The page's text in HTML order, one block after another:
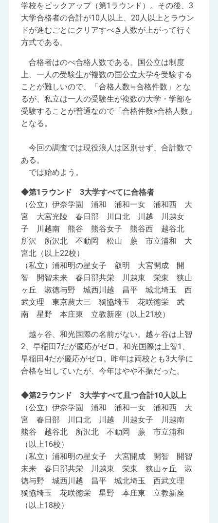
学校をピックアップ（第1ラウンド）。その後、3
大学合格者の合計が10人以上、20人以上とラウン
ドが進むごとにクリアすべき人数が上がって行く
方式である。
合格者はのべ合格人数である。国公立は制度
上、一人の受験生が複数の国公立大学を受験する
ことが難しいので、「合格人数≒合格件数」とな
るが、私立は一人の受験生が複数の大学・学部を
受験することが普通なので「合格件数>合格人数」
となる。
今回の調査では現役浪人は区別せず、合計数で
ある。
では始めよう。
◆第1ラウンド 3大学すべてに合格者
（公立）伊奈学園 浦和 浦和一女 浦和西 大
宮 大宮光陵 春日部 川口北 川越 川越女
子 川越南 熊谷 熊谷女子 熊谷西 越谷北
所沢 所沢北 不動岡 松山 蕨 市立浦和 大
宮北（以上22校）
（私立）浦和明の星女子 叡明 大宮開成 開
智 開智未来 春日部共栄 川越東 栄東 狭山
ヶ丘 淑徳与野 城西川越 昌平 城北埼玉 西
武文理 東京農大三 獨協埼玉 花咲徳栄 武
南 星野 本庄東 立教新座（以上21校）
越ヶ谷、和光国際の名前がない。越ヶ谷は上智
2、早稲田7だが慶応がゼロ。和光国際は上智1、
早稲田4だが慶応がゼロ。昨年は両校とも3大学に
合格を出していたが、今年はやや不振だった。
◆第2ラウンド 3大学すべて且つ合計10人以上
（公立）伊奈学園 浦和 浦和一女 浦和西 大
宮 春日部 川口北 川越 川越女子 川越南
熊谷 越谷北 所沢北 不動岡 蕨 市立浦和
（以上16校）
（私立）浦和明の星女子 大宮開成 開智 開智
未来 春日部共栄 川越東 栄東 狭山ヶ丘 淑
徳与野 城西川越 昌平 城北埼玉 西武文理
獨協埼玉 花咲徳栄 星野 本庄東 立教新座
（以上18校）